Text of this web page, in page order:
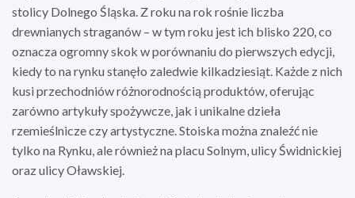
stolicy Dolnego Śląska. Z roku na rok rośnie liczba
drewnianych straganów – w tym roku jest ich blisko 220, co
oznacza ogromny skok w porównaniu do pierwszych edycji,
kiedy to na rynku stanęło zaledwie kilkadziesiąt. Każde z nich
kusi przechodniów różnorodnością produktów, oferując
zarówno artykuły spożywcze, jak i unikalne dzieła
rzemieślnicze czy artystyczne. Stoiska można znaleźć nie
tylko na Rynku, ale również na placu Solnym, ulicy Świdnickiej
oraz ulicy Oławskiej.